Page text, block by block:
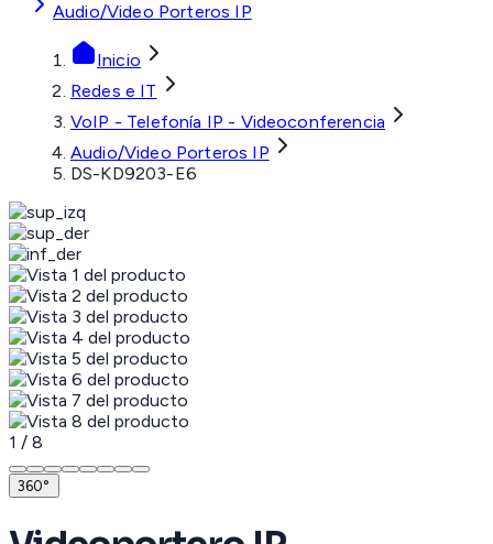
Audio/Video Porteros IP
Inicio
Redes e IT
VoIP - Telefonía IP - Videoconferencia
Audio/Video Porteros IP
DS-KD9203-E6
1 / 8
360°